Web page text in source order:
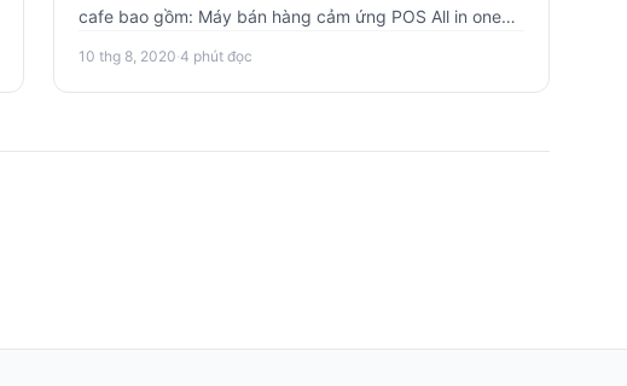
cafe bao gồm: Máy bán hàng cảm ứng POS All in one
10 thg 8, 2020·4 phút đọc